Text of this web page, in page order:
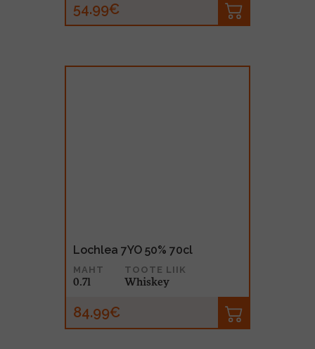
54.99€
Lochlea 7YO 50% 70cl
MAHT
0.7l
TOOTE LIIK
Whiskey
84.99€